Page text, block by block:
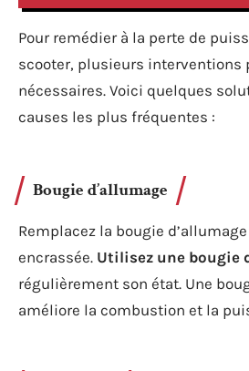
Pour remédier à la perte de
scooter, plusieurs interventions
nécessaires. Voici quelques
causes les plus fréquentes :
Bougie d’allumage
Remplacez la bougie
encrassée. Utilisez une bougie
régulièrement son état. Une
améliore la combustion et la